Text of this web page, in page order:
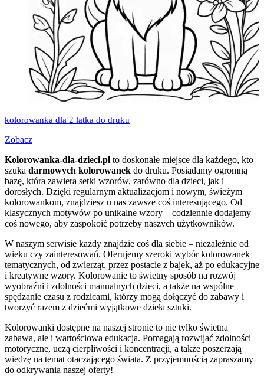
kolorowanka dla 2 latka do druku
Zobacz
Kolorowanka-dla-dzieci.pl to doskonałe miejsce dla każdego, kto
szuka darmowych kolorowanek do druku. Posiadamy ogromną
bazę, która zawiera setki wzorów, zarówno dla dzieci, jak i
dorosłych. Dzięki regularnym aktualizacjom i nowym, świeżym
kolorowankom, znajdziesz u nas zawsze coś interesującego. Od
klasycznych motywów po unikalne wzory – codziennie dodajemy
coś nowego, aby zaspokoić potrzeby naszych użytkowników.
W naszym serwisie każdy znajdzie coś dla siebie – niezależnie od
wieku czy zainteresowań. Oferujemy szeroki wybór kolorowanek
tematycznych, od zwierząt, przez postacie z bajek, aż po edukacyjne
i kreatywne wzory. Kolorowanie to świetny sposób na rozwój
wyobraźni i zdolności manualnych dzieci, a także na wspólne
spędzanie czasu z rodzicami, którzy mogą dołączyć do zabawy i
tworzyć razem z dziećmi wyjątkowe dzieła sztuki.
Kolorowanki dostępne na naszej stronie to nie tylko świetna
zabawa, ale i wartościowa edukacja. Pomagają rozwijać zdolności
motoryczne, uczą cierpliwości i koncentracji, a także poszerzają
wiedzę na temat otaczającego świata. Z przyjemnością zapraszamy
do odkrywania naszej oferty!